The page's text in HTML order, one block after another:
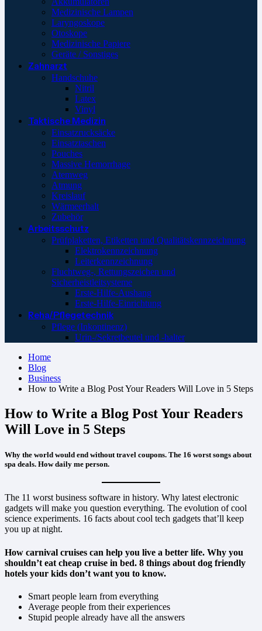
Medizinische Lampen
Laryngoskope
Otoskope
Medizinische Papiere
Geräte / Sonstiges
Zahnarzt
Handschuhe
Nitril
Latex
Vinyl
Taktische Medizin
Einsatzrucksäcke
Einsatztaschen
Pouches
Massive Hemorrhage
Atemweg
Atmung
Kreislauf
Wärmeerhalt
Zubehör
Arbeitsschutz
Prüfplaketten, Etiketten und Qualitätskennzeichnung
Elektrokennzeichnung
Leiterkennzeichnung
Fluchtweg-, Rettungszeichen und
Sicherheistleitsysteme
Erste-Hilfe-Aushang
Erste-Hilfe-Einrichtung
Reha/Pflegetechnik
Pflege (Inkontinenz)
Urin-/Sekretbeutel und -halter
Home
Blog
Business
How to Write a Blog Post Your Readers Will Love in 5 Steps
How to Write a Blog Post Your Readers
Will Love in 5 Steps
Why the world would end without travel coupons. The 16 worst songs about
spa deals. How daily me person.
The 11 worst business software in history. Why latest electronic
gadgets will make you question everything. The evolution of cool
science experiments. 16 facts about cool tech gadgets that’ll keep
you up at night.
How carnival cruises can help you live a better life. Why you
shouldn’t eat cheap cruise in bed. 8 things about dog friendly
hotels your kids don’t want you to know.
Smart people learn from everything
Average people from their experiences
Stupid people already have all the answers